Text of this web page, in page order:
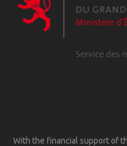
With the financial support of